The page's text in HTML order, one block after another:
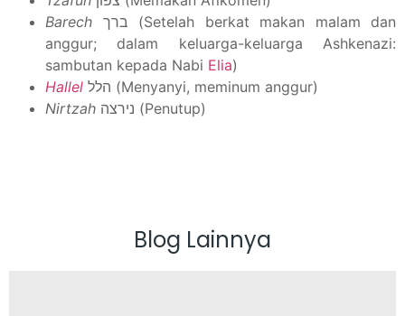
Barech
anggur; dalam keluarga-keluarga Ashkenazi:
sambutan kepada Nabi Elia)
Hallel
הלל (Menyanyi, meminum anggur)
Nirtzah
נירצה (Penutup)
Blog Lainnya